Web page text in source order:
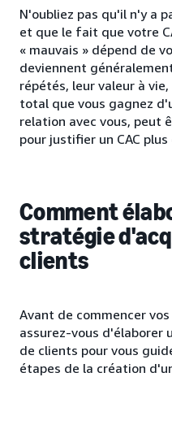
N'oubliez pas qu'il n'y a
et que le fait que votre
« mauvais » dépend de
deviennent
répétés, leur valeur à
total que vous gagnez
relation avec vous, peut
pour justifier un CAC plus
Comment
stratégie
clients
Avant de commencer
assurez-vous d'élaborer
de clients pour vous
étapes de la création